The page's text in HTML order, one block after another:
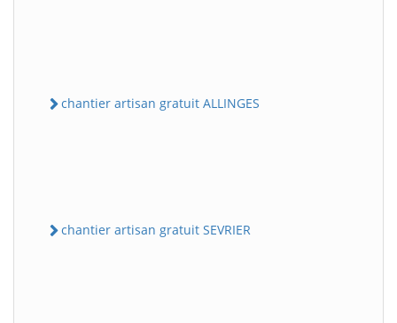
chantier artisan gratuit ALLINGES
chantier artisan gratuit SEVRIER